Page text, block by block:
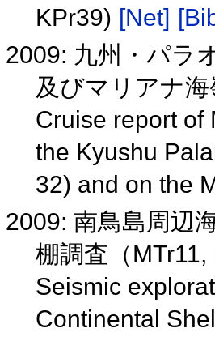
KPr39) [Net]
2009: 九州・パラ
及びマリアナ
Cruise report of
the Kyushu
32) and on the
2009: 南鳥島周辺
棚調査（
Seismic
Continental